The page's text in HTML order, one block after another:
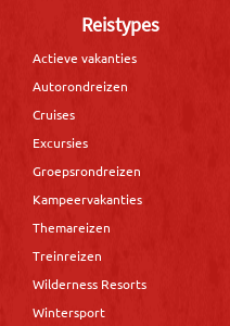
Reistypes
Actieve vakanties
Autorondreizen
Cruises
Excursies
Groepsrondreizen
Kampeervakanties
Themareizen
Treinreizen
Wilderness Resorts
Wintersport